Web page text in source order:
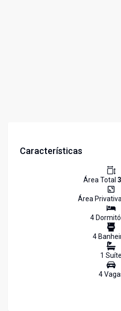
Características
Área Total
Área
4
4
1 Suíte
4Vaga